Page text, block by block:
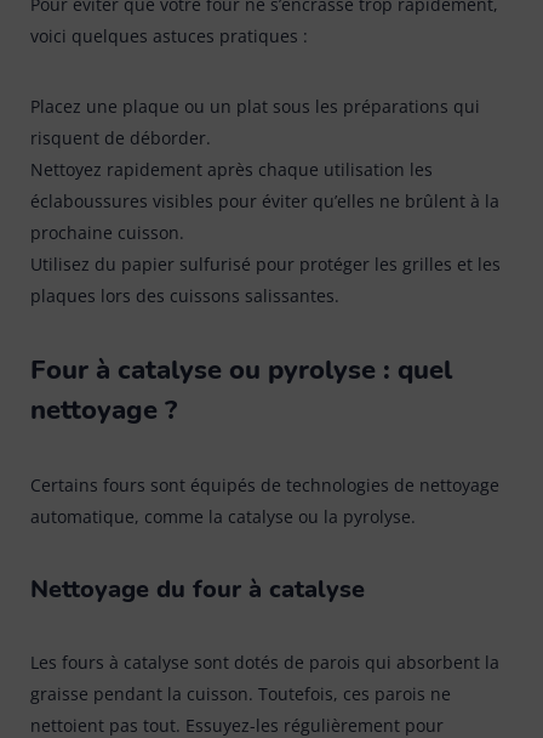
voici quelques astuces pratiques :
Placez une plaque ou un plat sous les préparations qui
risquent de déborder.
Nettoyez rapidement après chaque utilisation les
éclaboussures visibles pour éviter qu’elles ne brûlent à la
prochaine cuisson.
Utilisez du papier sulfurisé pour protéger les grilles et les
plaques lors des cuissons salissantes.
Four à catalyse ou pyrolyse : quel
nettoyage ?
Certains fours sont équipés de technologies de nettoyage
automatique, comme la catalyse ou la pyrolyse.
Nettoyage du four à catalyse
Les fours à catalyse sont dotés de parois qui absorbent la
graisse pendant la cuisson. Toutefois, ces parois ne
nettoient pas tout. Essuyez-les régulièrement pour